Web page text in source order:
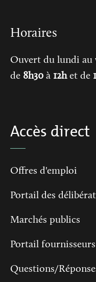
Horaires
Ouvert du lundi au
de 8h30 à 12het de
Accès direct
Offres d'emploi
Portail des
Marchés publics
Portail fournisseurs
Questions/